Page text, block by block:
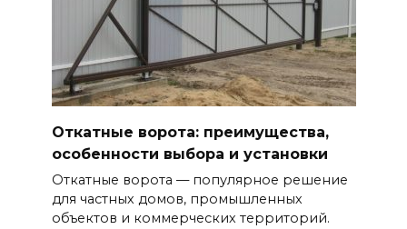
Откатные ворота: преимущества,
особенности выбора и установки
Откатные ворота — популярное решение
для частных домов, промышленных
объектов и коммерческих территорий.